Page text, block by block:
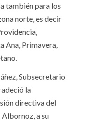
también para los
norte, es decir
Ana, Primavera,
Subsecretario
la
directiva del
a su